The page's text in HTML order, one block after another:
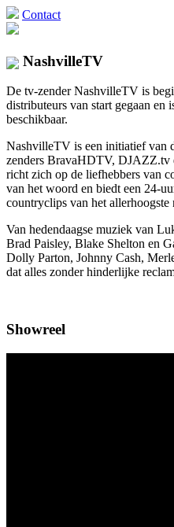
Contact
NashvilleTV
De tv-zender NashvilleTV is
distributeurs van start gegaan en
beschikbaar.
NashvilleTV is een initiatief van
zenders BravaHDTV,
richt zich op de liefhebbers van
van het woord en biedt een 24-
countryclips van het allerhoogste
Van hedendaagse muziek van
Brad Paisley, Blake Shelton en
Dolly Parton, Johnny Cash,
dat alles zonder hinderlijke
Showreel